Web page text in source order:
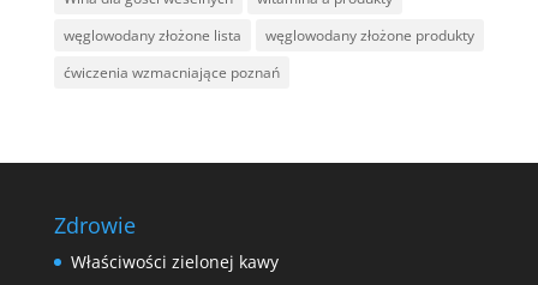
węglowodany złożone lista
węglowodany złożone produkty
ćwiczenia wzmacniające poznań
Zdrowie
Właściwości zielonej kawy